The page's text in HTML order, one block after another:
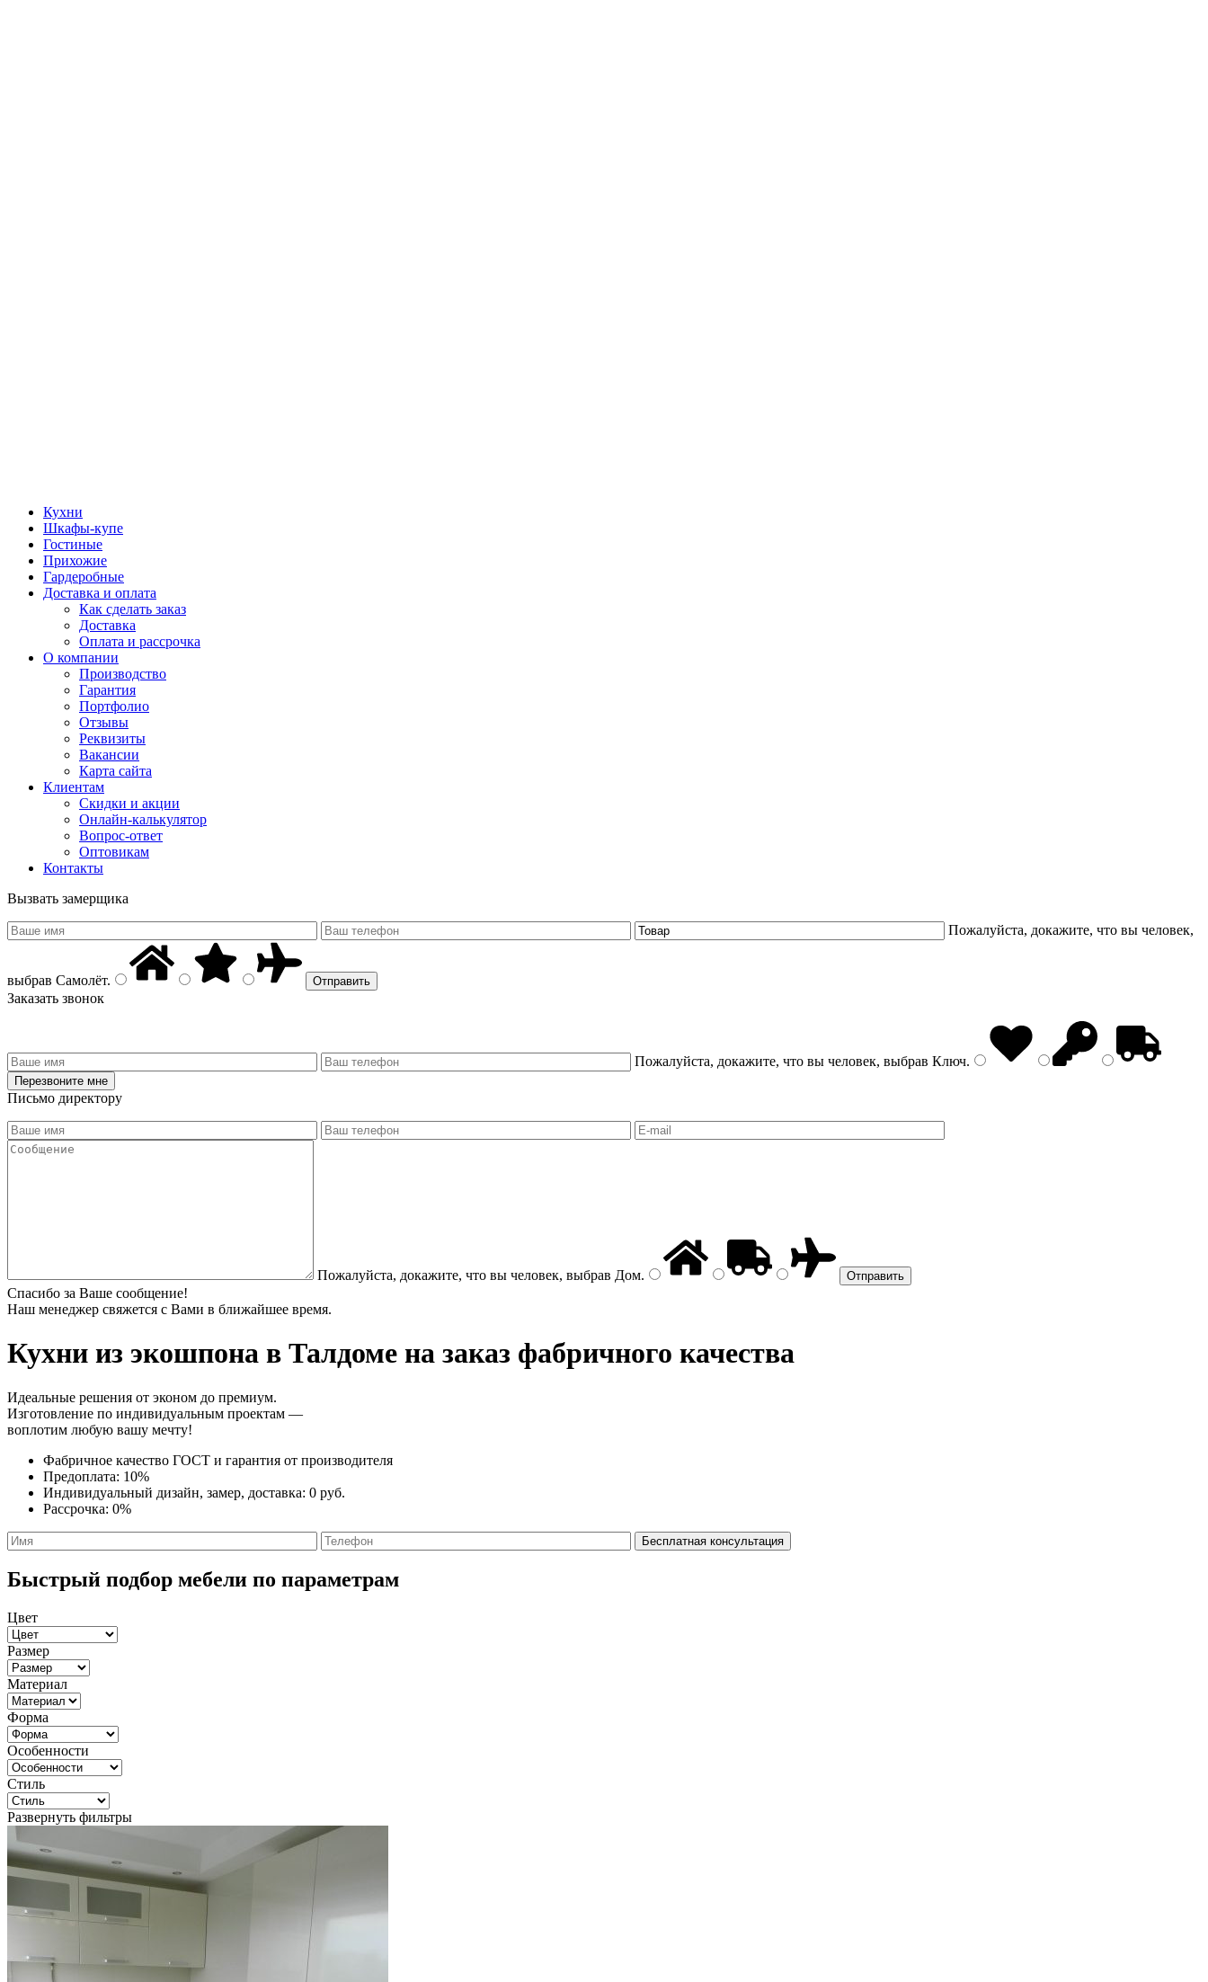
Кухни
Шкафы-купе
Гостиные
Прихожие
Гардеробные
Доставка и оплата
Как сделать заказ
Доставка
Оплата и рассрочка
О компании
Производство
Гарантия
Портфолио
Отзывы
Реквизиты
Вакансии
Карта сайта
Клиентам
Скидки и акции
Онлайн-калькулятор
Вопрос-ответ
Оптовикам
Контакты
Вызвать замерщика
Пожалуйста, докажите, что вы человек,
выбрав Самолёт.
Заказать звонок
Пожалуйста, докажите, что вы человек, выбрав Ключ.
Письмо директору
Пожалуйста, докажите, что вы человек, выбрав Дом.
Спасибо за Ваше сообщение!
Наш менеджер свяжется с Вами в ближайшее время.
Кухни из экошпона в Талдоме на заказ фабричного качества
Идеальные решения от эконом до премиум.
Изготовление по индивидуальным проектам —
воплотим любую вашу мечту!
Фабричное качество ГОСТ и гарантия от производителя
Предоплата: 10%
Индивидуальный дизайн, замер, доставка: 0 руб.
Рассрочка: 0%
Быстрый подбор мебели по параметрам
Цвет
Размер
Материал
Форма
Особенности
Стиль
Развернуть фильтры